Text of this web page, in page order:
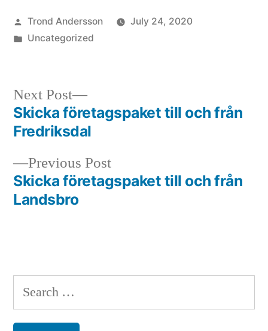
Posted
by
Trond Andersson
July 24, 2020
Posted
Uncategorized
Post
navigation
Previous PostPrevious
post:
Skicka företagspaket till och från
Landsbro
Next Post
Next
post:
Skicka företagspaket till och från
Fredriksdal
Search
for: